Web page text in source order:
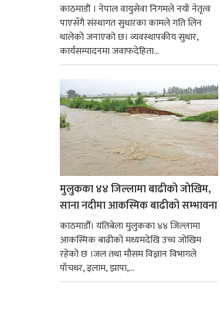
काठमाडाैं । नेपाल वायुसेवा निगमले नयाँ नेतृत्व
पाएसँगै संस्थागत सुधारका कामले गति लिन
थालेको जनाएको छ। व्यवस्थापकीय सुधार,
कार्यसम्पादनमा जवाफदेहिता...
मुलुकका ४४ जिल्लामा बाढीको जोखिम,
साना नदीमा आकस्मिक बाढीको सम्भावना
काठमाडौँ। यतिबेला मुलुकका ४४ जिल्लामा
आकस्मिक बाढीको मध्यमदेखि उच्च जोखिम
रहेको छ ।जल तथा मौसम विज्ञान विभागले
पाँचथर, इलाम, झापा,...